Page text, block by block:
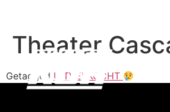
Theater
Getagged UITVERKOCHT